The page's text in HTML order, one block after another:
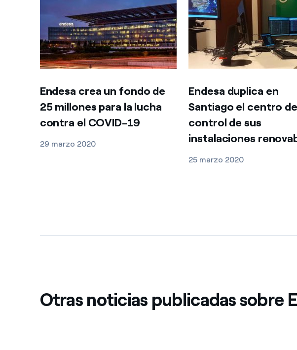
Endesa crea un fondo de
25 millones para la lucha
contra el COVID-19
29 marzo 2020
Endesa duplica en
Santiago el centro de
control de sus
instalaciones
25 marzo 2020
Otras noticias publicadas sobre